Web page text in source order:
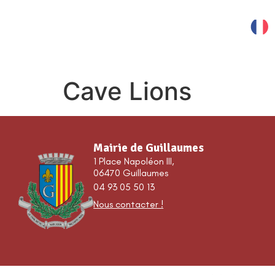
Cave Lions
Mairie de Guillaumes
1 Place Napoléon III,
06470 Guillaumes
04 93 05 50 13
Nous contacter !